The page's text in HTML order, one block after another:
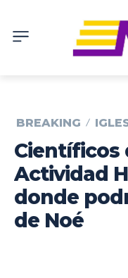
BREAKING
Científicos
Actividad
donde
de Noé